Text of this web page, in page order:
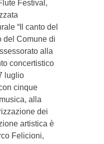
Festival,
“Il canto del
del Comune di
alla
concertistico
luglio
cinque
alla
dei
artistica è
Felicioni,